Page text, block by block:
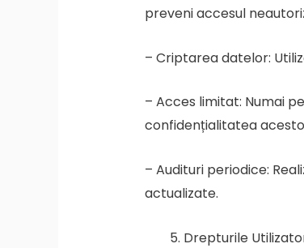
preveni accesul
– Criptarea datelor:
– Acces limitat: Numai
confidențialitatea
– Audituri periodice:
actualizate.
Drepturile